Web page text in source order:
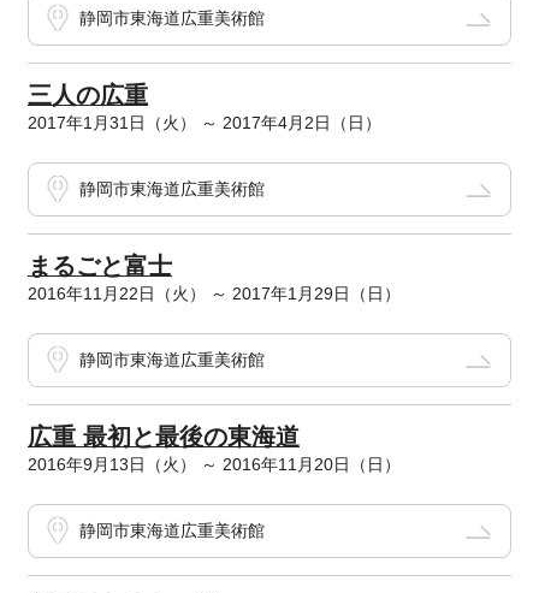
静岡市東海道広重美術館
三人の広重
2017年1月31日（火） ～ 2017年4月2日（日）
静岡市東海道広重美術館
まるごと富士
2016年11月22日（火） ～ 2017年1月29日（日）
静岡市東海道広重美術館
広重 最初と最後の東海道
2016年9月13日（火） ～ 2016年11月20日（日）
静岡市東海道広重美術館